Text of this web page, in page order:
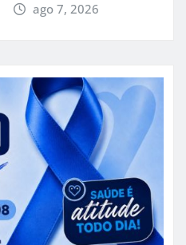
ago 7, 2026